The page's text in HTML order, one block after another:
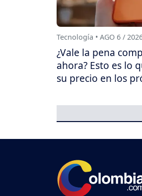
Tecnología • AGO 6 /
¿Vale la pena
ahora? Esto es lo
su precio en los